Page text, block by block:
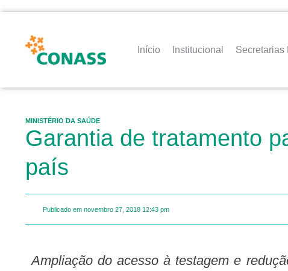
Início Institucional Secretarias
MINISTÉRIO DA SAÚDE
Garantia de tratamento
país
Publicado em novembro 27, 2018 12:43 pm
Ampliação do acesso à testagem e redução do tempo entre o diagnóstico de aids e o início do tratamento são razões para a